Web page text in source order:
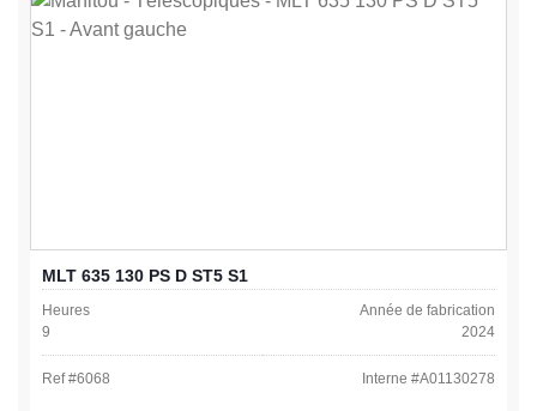
MLT 635 130 PS D ST5 S1
Heures
9
Année de fabrication
2024
Ref #6068 Interne #A01130278